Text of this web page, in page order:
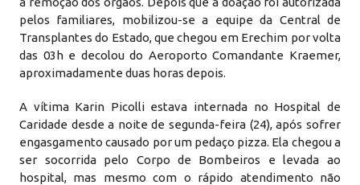
pelos familiares, mobilizou-se a equipe da Central de
Transplantes do Estado, que chegou em Erechim por volta
das 03h e decolou do Aeroporto Comandante Kraemer,
aproximadamente duas horas depois.
A vítima Karin Picolli estava internada no Hospital de
Caridade desde a noite de segunda-feira (24), após sofrer
engasgamento causado por um pedaço pizza. Ela chegou a
ser socorrida pelo Corpo de Bombeiros e levada ao
hospital, mas mesmo com o rápido atendimento não